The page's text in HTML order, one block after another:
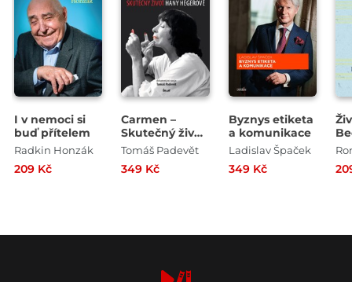
I v nemoci si
buď přítelem
Radkin Honzák
209 Kč
Carmen –
Skutečný život
Hany
Tomáš Padevět
349 Kč
Byznys etiketa
a komunikace
Ladislav Špaček
349 Kč